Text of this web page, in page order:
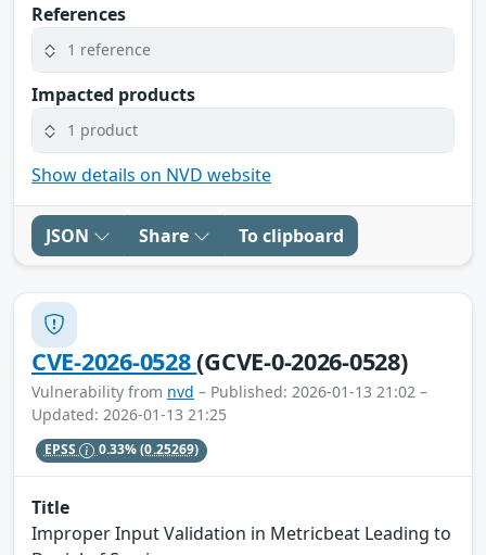
References
1 reference
Impacted products
1 product
Show details on NVD website
JSON Share To clipboard
CVE-2026-0528(GCVE-0-2026-0528)
Vulnerability from nvd – Published: 2026-01-13 21:02 –
Updated: 2026-01-13 21:25
EPSS 0.33%(0.25269)
Title
Improper Input Validation in Metricbeat Leading to